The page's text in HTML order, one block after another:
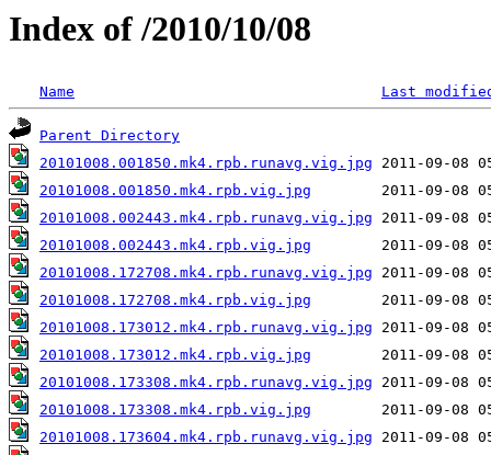
Index of /2010/10/08
Name Last
Parent Directory
20101008.001850.mk4.rpb.runavg.vig.jpg
20101008.001850.mk4.rpb.vig.jpg
20101008.002443.mk4.rpb.runavg.vig.jpg
20101008.002443.mk4.rpb.vig.jpg
20101008.172708.mk4.rpb.runavg.vig.jpg
20101008.172708.mk4.rpb.vig.jpg
20101008.173012.mk4.rpb.runavg.vig.jpg
20101008.173012.mk4.rpb.vig.jpg
20101008.173308.mk4.rpb.runavg.vig.jpg
20101008.173308.mk4.rpb.vig.jpg
20101008.173604.mk4.rpb.runavg.vig.jpg